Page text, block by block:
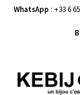
WhatsApp : +33 6
Aller
à
Aller
au